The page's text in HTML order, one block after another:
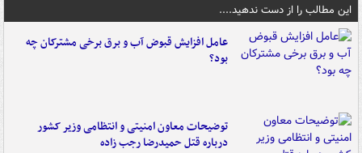
این مطالب را از دست ندهید....
عامل افزایش قبوض آب و برق برخی مشترکان چه
بود؟
توضیحات معاون امنیتی و انتظامی وزیر کشور
درباره قتل حمیدرضا رجب زاده